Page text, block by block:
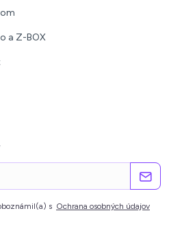
a Z-BOX
s Ochrana osobných údajov